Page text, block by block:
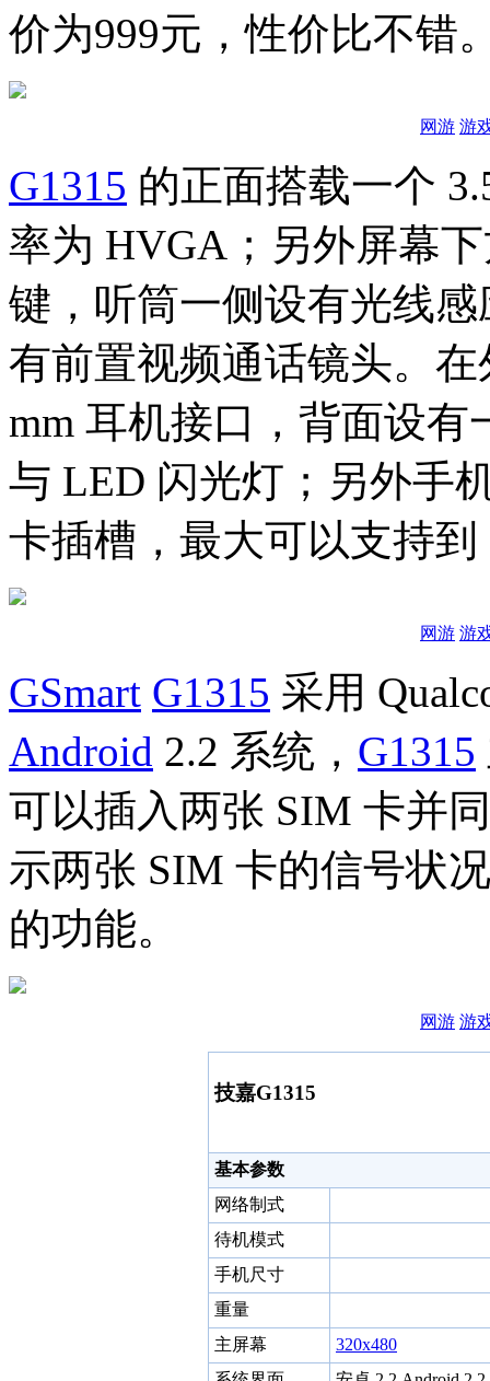
价为999元，性价比不错
网游 游
G1315 的正面搭载一个
率为 HVGA；另外屏幕
键，听筒一侧设有光线
有前置视频通话镜头。
mm 耳机接口，背面设
与 LED 闪光灯；另外手
卡插槽，最大可以支持到
网游 游
GSmart G1315 采用
Android 2.2 系统， G1315
可以插入两张 SIM 卡并
示两张 SIM 卡的信号状
的功能。
网游 游
技嘉G1315
基本参数
网络制式
待机模式
手机尺寸
重量
主屏幕
320x480